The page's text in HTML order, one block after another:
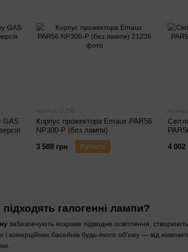
галогенні лампи?
забезпечують яскраве підводне освітлення,
і комерційних басейнів будь-якого об’єму — від
GAS
Артикул: 21236
Корпус прожектора Emaux PAR56
NP300-P (без лампи)
3 588 грн
Купити
4 002